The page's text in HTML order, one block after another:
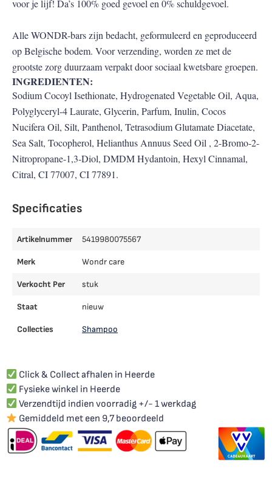
voor je lijf! Da’s 100% goed gevoel en 0% schuldgevoel.
Alle WONDR-bars zijn bedacht, geformuleerd en geproduceerd
op Belgische bodem. Voor verzending, worden ze met de
grootste zorg duurzaam verpakt door sociaal kwetsbare groepen.
INGREDIENTEN:
Sodium Cocoyl Isethionate, Hydrogenated Vegetable Oil, Aqua,
Polyglyceryl-4 Laurate, Glycerin, Parfum, Inulin, Cocos
Nucifera Oil, Silt, Panthenol, Tetrasodium Glutamate Diacetate,
Sea Salt, Tocopherol, Helianthus Annuus Seed Oil , 2-Bromo-2-
Nitropropane-1,3-Diol, DMDM Hydantoin, Hexyl Cinnamal,
Citral, CI 77007, CI 77891.
Specificaties
Artikelnummer 5419980075567
Merk Wondr care
Verkocht Per stuk
Staat nieuw
Collecties Shampoo
Click & Collect afhalen in Heerde
Fysieke winkel in Heerde
Verzendtijd indien voorradig +/- 1 werkdag
Gemiddeld met een 9,7 beoordeeld